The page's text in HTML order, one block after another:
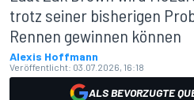
trotz seiner bisherigen
Rennen gewinnen können
Alexis Hoffmann
Veröffentlicht: 03.07.2026, 16:18
ALS BEVORZUGTE